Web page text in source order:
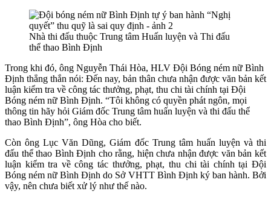
Nhà thi đấu thuộc Trung tâm Huấn luyện và Thi đấu
thể thao Bình Định
Trong khi đó, ông Nguyễn Thái Hòa, HLV Đội Bóng ném nữ Bình
Định thẳng thắn nói: Đến nay, bản thân chưa nhận được văn bản kết
luận kiểm tra về công tác thưởng, phạt, thu chi tài chính tại Đội
Bóng ném nữ Bình Định. “Tôi không có quyền phát ngôn, mọi
thông tin hãy hỏi Giám đốc Trung tâm huấn luyện và thi đấu thể
thao Bình Định”, ông Hòa cho biết.
Còn ông Lục Văn Dũng, Giám đốc Trung tâm huấn luyện và thi
đấu thể thao Bình Định cho rằng, hiện chưa nhận được văn bản kết
luận kiểm tra về công tác thưởng, phạt, thu chi tài chính tại Đội
Bóng ném nữ Bình Định do Sở VHTT Bình Định ký ban hành. Bởi
vậy, nên chưa biết xử lý như thế nào.